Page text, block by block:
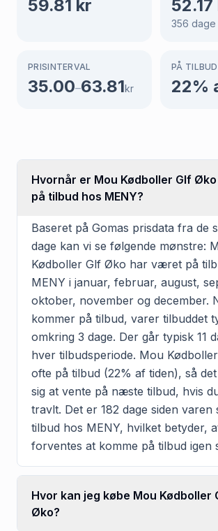
59.81 kr 52.17
356 dage
PRISINTERVAL
35.00–63.81kr
PÅ TILBUD
22%
Hvornår er Mou Kødboller Glf
på tilbud hos MENY?
Baseret på Gomas prisdata fra de
dage kan vi se følgende mønstre:
Kødboller Glf Øko har været på
MENY i januar, februar, august,
oktober, november og december.
kommer på tilbud, varer tilbuddet
omkring 3 dage. Der går typisk 11
hver tilbudsperiode. Mou
ofte på tilbud (22% af tiden), så
sig at vente på næste tilbud, hvis
travlt. Det er 182 dage siden varen
tilbud hos MENY, hvilket betyder,
forventes at komme på tilbud igen
Hvor kan jeg købe Mou Kødboller
Øko?